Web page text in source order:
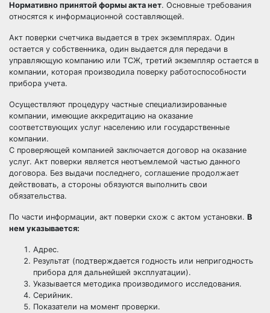
Нормативно принятой формы акта нет. Основные требования
относятся к информационной составляющей.
Акт поверки счетчика выдается в трех экземплярах. Один
остается у собственника, один выдается для передачи в
управляющую компанию или ТСЖ, третий экземпляр остается в
компании, которая производила поверку работоспособности
прибора учета.
Осуществляют процедуру частные специализированные
компании, имеющие аккредитацию на оказание
соответствующих услуг населению или государственные
компании.
С проверяющей компанией заключается договор на оказание
услуг. Акт поверки является неотъемлемой частью данного
договора. Без выдачи последнего, соглашение продолжает
действовать, а стороны обязуются выполнить свои
обязательства.
По части информации, акт поверки схож с актом установки. В
нем указывается:
Адрес.
Результат (подтверждается годность или непригодность
прибора для дальнейшей эксплуатации).
Указывается методика производимого исследования.
Серийник.
Показатели на момент проверки.